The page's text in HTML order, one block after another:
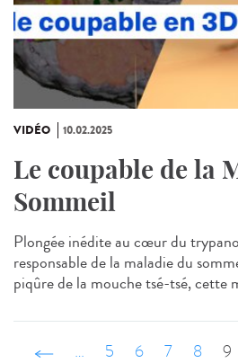
VIDÉO 10.02.2025
Le coupable de la
Sommeil
Plongée inédite au cœur du
responsable de la maladie du
piqûre de la mouche tsé-tsé, cette
‹ précédent
… 5 6 7 8 9